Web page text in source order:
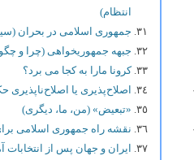
انتظام)
جمهوری اسلامی در بحران
جبهه جمهوریخواهی (چرا و
کرونا مارا به کجا می برد؟
اصلاح‌پذیری یا اصلاح‌ناپذیری
«تبعیض» (من، ما، دیگری)
نقشه راه جمهوری اسلامی
ایران و جهان پس از انتخابات